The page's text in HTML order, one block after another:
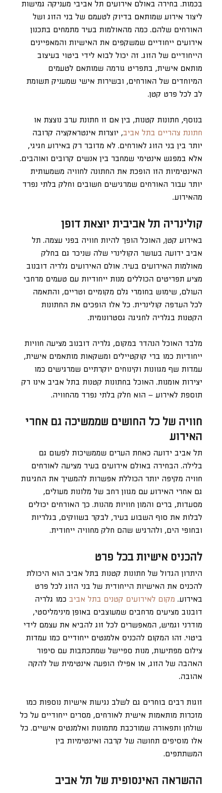
בכמות. בחירה באולם אירועים תל אביבי מעניקה גמישות
ליצור אירוע שמותאם בדיוק לטעמם של בני הזוג ושל
האורחים שלהם. כמה מהאולמות בעיר מתמחים בתכנון
אירועים ייחודיים שמשקפים את האישיות והמאפיינים
הייחודיים של הזוג. זה יכול לבוא לידי ביטוי בעיצוב
מותאם אישית, בתפריט גורמה שמותאם לטעמים
המיוחדים של האורחים, ובשירות אישי שמעניק תשומת
לב לכל פרט קטן.
בנוסף, חתונות קטנות, בין אם זו חתונת ערב נוצצת או
חתונת צהריים בתל אביב, יוצרות אינטראקציה קרובה
יותר בין בני הזוג לאורחים. לא מדובר רק באירוע חגיגי,
אלא במפגש אינטימי שמחבר בין אנשים קרובים ואוהבים.
האינטימיות הזו הופכת את החתונה לחוויה משמעותית
יותר עבור האורחים שמרגישים חשובים וחלק בלתי נפרד
מהאירוע.
קולינריה תל אביבית יוצאת דופן
באירוע קטן, האוכל הופך להיות חוויה בפני עצמה. תל
אביב ידועה בעושר הקולינרי שלה שניכר גם בחלק
מאולמות האירועים בעיר. אולם האירועים גלריה דובנוב
מציע תפריטים הכוללים מנות ייחודיות עם טעמים מרחבי
העולם, שימוש בחומרי גלם מקומיים וטריים, והתאמה
לכל העדפה קולינרית. כל אלו הופכים את החתונות
הקטנות בגלריה לחגיגה גסטרונומית.
מלבד האוכל הנהדר במקום, גלריה דובנוב מציעה חוויות
ייחודיות כמו ברי קוקטיילים ומשקאות מותאמים אישית,
עמדות שף מגוונות וקינוחים יוקרתיים שמרגישים כמו
יצירות אומנות. האוכל בחתונות קטנות בתל אביב אינו רק
תוספת לאירוע – הוא חלק בלתי נפרד מהחוויה.
חוויה של כל החושים שממשיכה גם אחרי
האירוע
תל אביב ידועה כאחת הערים שממשיכות לפעום גם
בלילה. הבחירה באולם אירועים בעיר מציעה לאורחים
חוויה מקיפה יותר הכוללת אפשרות להמשיך את החגיגות
גם אחרי האירוע עם מגוון רחב של מלונות מעולים,
מסעדות, ברים והמון חוויות מהנות. כך האורחים יכולים
לבלות את סוף השבוע בעיר, לבקר בשווקים, בגלריות
ובחופי הים, ולהרגיש שהם חלק מחוויה ייחודית.
להכניס אישיות בכל פרט
היתרון הגדול של חתונות קטנות בתל אביב הוא היכולת
להכניס את האישיות הייחודית של בני הזוג לכל פרט
באירוע. מקום לאירועים קטנים בתל אביב כמו גלריה
דובנוב מציעים מרחבים שמעוצבים באופן מינימליסטי,
מודרני וגמיש, המאפשרים לכל זוג להביא את עצמם לידי
ביטוי. זהו המקום להכניס אלמנטים ייחודיים כמו עמדות
צילום מפתיעות, מנות ספיישל שמתכתבות עם סיפור
האהבה של הזוג, או אפילו הופעה אינטימית של להקה
אהובה.
זוגות רבים בוחרים גם לשלב נגיעות אישיות נוספות כמו
מזכרות מותאמות אישית לאורחים, מסרים ייחודיים על כל
שולחן ותפאורה שמורכבת מתמונות ואלמנטים אישיים. כל
אלו מוסיפים תחושה של קרבה ואינטימיות בין
המשתתפים.
ההשראה האינסופית של תל אביב